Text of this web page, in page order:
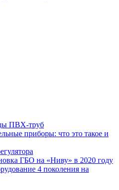
ПВХ-труб
приборы: что это такое и
ГБО на «Ниву» в 2020 году
4 поколения на